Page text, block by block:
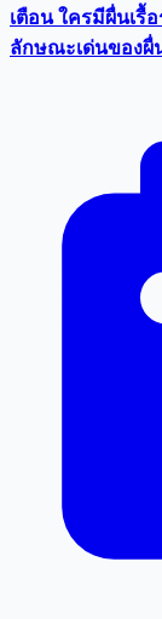
เตือน ใครมีผื่นเรื้
ลักษณะเด่นของผื่